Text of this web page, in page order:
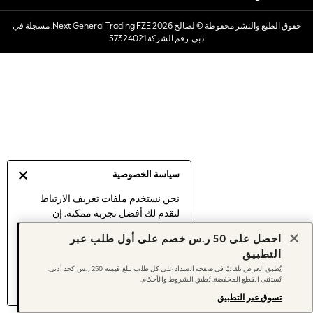
سياسة الخصوصية
نحن نستخدم ملفات تعريف الارتباط
لنقدم لك أفضل تجربة ممكنة. إن
موافقتك على استخدامنا لملفات تعريف
اكتشف المزيد عن إدارة إعدادات ملفات
تعريف الارتباط (الكوكيز).
Dresses
Occasionwear
Sets & Outfits
Sun Hats & Caps
Women's Holiday Shop
Women's Travel Styles
Dresses
Occasionwear
Linen Collection
Tops & T-Shirts
حقوق الطبع والنشر محفوظة © لصالح 2026 Next General Trading FZE. مسجلة في
دبي. رقم الشركة 57324021
احصل على 50 ر.س خصم على أول طلب عبر
التطبيق
يُطبق العرض تلقائيًا في صفحة السداد على كل طلب تبلغ قيمته 250 ر.س كحد أدنى.
تُستثنى القطع المخفضة. تُطبق الشروط والأحكام.
تسوق عبر التطبيق